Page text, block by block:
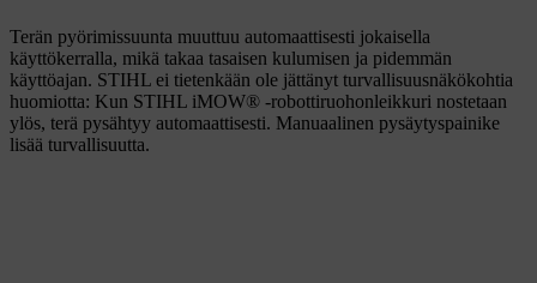
Terän pyörimissuunta muuttuu automaattisesti jokaisella
käyttökerralla, mikä takaa tasaisen kulumisen ja pidemmän
käyttöajan. STIHL ei tietenkään ole jättänyt turvallisuusnäkökohtia
huomiotta: Kun STIHL iMOW® -robottiruohonleikkuri nostetaan
ylös, terä pysähtyy automaattisesti. Manuaalinen pysäytyspainike
lisää turvallisuutta.